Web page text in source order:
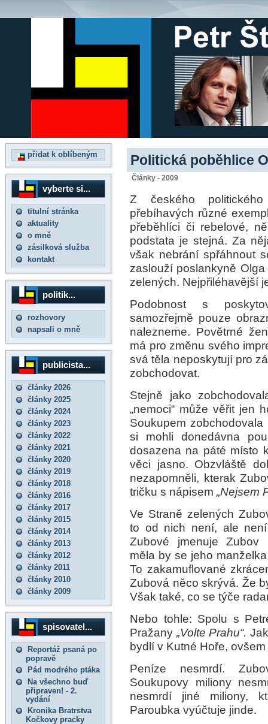
přidat k oblíbeným
vyberte si...
titulní stránka
aktuality
o mně
zásilková služba
kontakt
politik...
rozhovory
napsali o mně
publicista...
články 2026
články 2025
články 2024
články 2023
články 2022
články 2021
články 2020
články 2019
články 2018
články 2016
články 2017
články 2015
články 2014
články 2013
články 2012
články 2011
články 2010
články 2009
spisovatel...
Reportáž psaná po
popravě
Pád modrého ptáka
Na všechno buď
připraven! - 2.
vydání
Kronika Bratrstva
Kočkovy pracky
Politická poběhlice
Články - 2009
Z českého
přebíhavých různé
přeběhlíci či rebelové,
podstata je stejná. Za
však nebrání spřáhnout
zaslouží poslankyně
zelených. Nejpřiléhavější
Podobnost s
samozřejmě pouze
nalezneme. Povětrné
má pro změnu svého
svá těla neposkytují pro
zobchodovat.
Stejně jako
„nemoci“ může věřit jen
Soukupem
si mohli donedávna
dosazena na páté místo
věci jasno. Obzvláště
nezapomněli, kterak
tričku s nápisem „Nejsem
Ve Straně zelených
to od nich není, ale
Zubové jmenuje Zubov
měla by se jeho
To zakamuflované
Zubová něco skrývá. Že
Však také, co se týče
Nebo tohle: Spolu s
Pražany „Volte Prahu“.
bydlí v Kutné Hoře,
Peníze nesmrdí.
Soukupovy miliony
nesmrdí jiné miliony,
Paroubka vyúčtuje jinde.